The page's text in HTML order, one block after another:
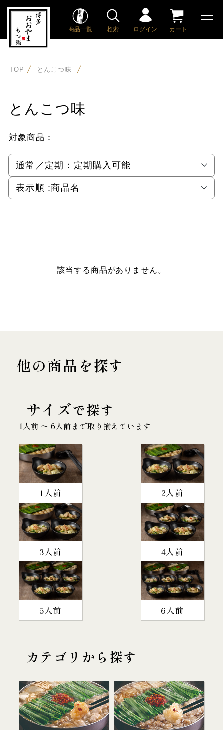
商品一覧 検索 ログイン カート
TOP とんこつ味
とんこつ味
対象商品：
通常／定期： 定期購入可能
表示順 :商品名
該当する商品がありません。
他の商品を探す
サイズで探す
1人前 〜 6人前まで取り揃えています
1人前 2人前
3人前 4人前
5人前 6人前
カテゴリから探す